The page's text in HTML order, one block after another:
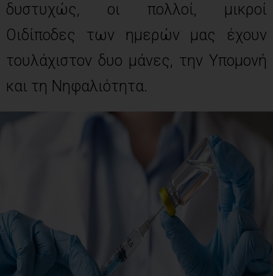
δυστυχώς, οι πολλοί, μικροί
Οιδίποδες των ημερών μας έχουν
τουλάχιστον δυο μάνες, την Υπομονή
και τη Νηφαλιότητα.